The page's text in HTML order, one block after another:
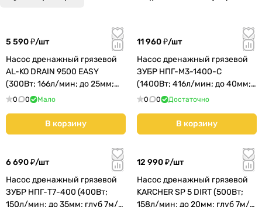
5 590 ₽/шт
Насос дренажный грязевой
AL-KO DRAIN 9500 EASY
(300Вт; 166л/мин; до 25мм;
глуб 5м/напор 6м) (113962)
0 0 Мало
В корзину
11 960 ₽/шт
Насос дренажный грязевой
ЗУБР НПГ-М3-1400-С
(1400Вт; 416л/мин; до 40мм;
глуб 7м/напор 11м) КМС01
0 0 Достаточно
В корзину
6 690 ₽/шт
Насос дренажный грязевой
ЗУБР НПГ-Т7-400 (400Вт;
150л/мин; до 35мм; глуб 7м/
12 990 ₽/шт
Насос дренажный грязевой
KARCHER SP 5 DIRT (500Вт;
158л/мин; до 20мм; глуб 7м/